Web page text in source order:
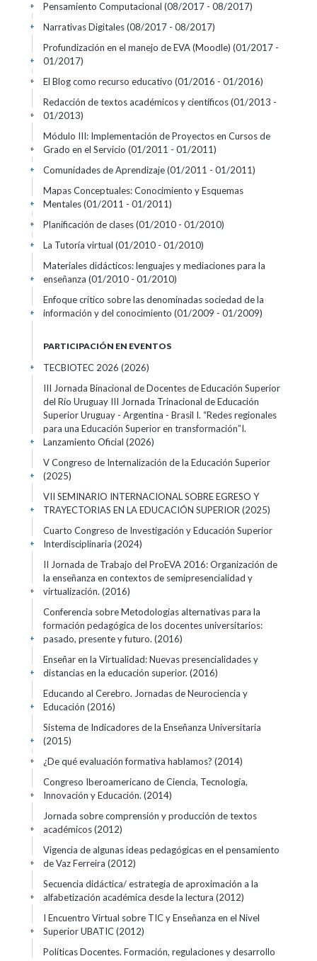
Pensamiento Computacional (08/2017 - 08/2017)
+
Narrativas Digitales(08/2017 - 08/2017)
+
Profundización en el manejo de EVA (Moodle) (01/2017 -
01/2017)
+
El Blog como recurso educativo (01/2016 - 01/2016)
+
Redacción de textos académicos y científicos(01/2013 -
01/2013)
+
Módulo III: Implementación de Proyectos en Cursos de
Grado en el Servicio (01/2011 - 01/2011)
+
Comunidades de Aprendizaje(01/2011 - 01/2011)
+
Mapas Conceptuales: Conocimiento y Esquemas
Mentales(01/2011 - 01/2011)
+
Planificación de clases(01/2010 - 01/2010)
+
La Tutoría virtual (01/2010 - 01/2010)
+
Materiales didácticos: lenguajes y mediaciones para la
enseñanza (01/2010 - 01/2010)
+
Enfoque crítico sobre las denominadas sociedad de la
información y del conocimiento (01/2009 - 01/2009)
+
PARTICIPACIÓN EN EVENTOS
TECBIOTEC 2026 (2026)
+
III Jornada Binacional de Docentes de Educación Superior
del Río Uruguay III Jornada Trinacional de Educación
Superior Uruguay - Argentina - Brasil I. “Redes regionales
para una Educación Superior en transformación”I.
Lanzamiento Oficial (2026)
+
V Congreso de Internalización de la Educación Superior
(2025)
+
VII SEMINARIO INTERNACIONAL SOBRE EGRESO Y
TRAYECTORIAS EN LA EDUCACIÓN SUPERIOR (2025)
+
Cuarto Congreso de Investigación y Educación Superior
Interdisciplinaria (2024)
+
II Jornada de Trabajo del ProEVA 2016: Organización de
la enseñanza en contextos de semipresencialidad y
virtualización. (2016)
+
Conferencia sobre Metodologías alternativas para la
formación pedagógica de los docentes universitarios:
pasado, presente y futuro. (2016)
+
Enseñar en la Virtualidad: Nuevas presencialidades y
distancias en la educación superior. (2016)
+
Educando al Cerebro. Jornadas de Neurociencia y
Educación (2016)
+
Sistema de Indicadores de la Enseñanza Universitaria
(2015)
+
¿De qué evaluación formativa hablamos? (2014)
+
Congreso Iberoamericano de Ciencia, Tecnología,
Innovación y Educación. (2014)
+
Jornada sobre comprensión y producción de textos
académicos(2012)
+
Vigencia de algunas ideas pedagógicas en el pensamiento
de Vaz Ferreira (2012)
+
Secuencia didáctica/ estrategia de aproximación a la
alfabetización académica desde la lectura (2012)
+
I Encuentro Virtual sobre TIC y Enseñanza en el Nivel
Superior UBATIC(2012)
+
Políticas Docentes. Formación, regulaciones y desarrollo